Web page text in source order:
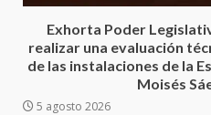
Exhorta Poder
realizar una evaluación
de las instalaciones de la
Moisés
5 agosto 2026
3
Cruz
de la
30 julio